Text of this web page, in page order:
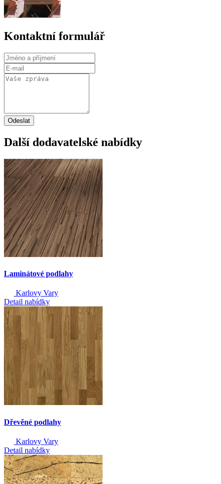
Kontaktní formulář
Odeslat
Další dodavatelské nabídky
Laminátové podlahy
Karlovy Vary
Detail nabídky
Dřevěné podlahy
Karlovy Vary
Detail nabídky